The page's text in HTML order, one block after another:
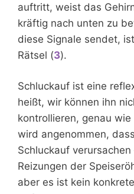
auftritt, weist das
kräftig nach unten zu
diese Signale sendet,
Rätsel (3).
Schluckauf ist eine
heißt, wir können ihn
kontrollieren, genau
wird angenommen,
Schluckauf
Reizungen der
aber es ist kein